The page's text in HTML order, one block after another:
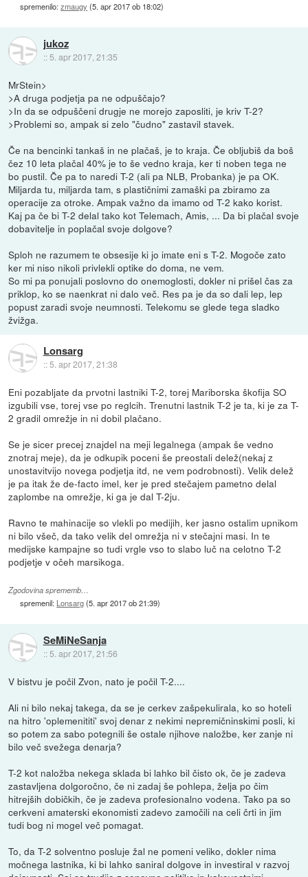
spremenilo:zmaugy (5. apr 2017 ob 18:02)
jukoz
:: 5. apr 2017, 21:35
MrStein>
>A druga podjetja pa ne odpuščajo?
>In da se odpuščeni drugje ne morejo zaposliti, je kriv T-2?
>Problemi so, ampak si zelo "čudno" zastavil stavek.
Če na bencinki tankaš in ne plačaš, je to kraja. Če obljubiš da boš
čez 10 leta plačal 40% je to še vedno kraja, ker ti noben tega ne
bo pustil. Če pa to naredi T-2 (ali pa NLB, Probanka) je pa OK.
Miljarda tu, miljarda tam, s plastičnimi zamaški pa zbiramo za
operacije za otroke. Ampak važno da imamo od T-2 kako korist.
Kaj pa če bi T-2 delal tako kot Telemach, Amis, ... Da bi plačal svoje
dobavitelje in poplačal svoje dolgove?
Sploh ne razumem te obsesije ki jo imate eni s T-2. Mogoče zato
ker mi niso nikoli privlekli optike do doma, ne vem.
So mi pa ponujali poslovno do onemoglosti, dokler ni prišel čas za
priklop, ko se naenkrat ni dalo več. Res pa je da so dali lep, lep
popust zaradi svoje neumnosti. Telekomu se glede tega sladko
žvižga.
Lonsarg
::5. apr 2017, 21:38
Eni pozabljate da prvotni lastniki T-2, torej Mariborska škofija SO
izgubili vse, torej vse po reglcih. Trenutni lastnik T-2 je ta, ki je za T-
2 gradil omrežje in ni dobil plačano.
Se je sicer precej znajdel na meji legalnega (ampak še vedno
znotraj meje), da je odkupik poceni še preostali delež(nekaj z
unostavitvijo novega podjetja itd, ne vem podrobnosti). Velik delež
je pa itak že de-facto imel, ker je pred stečajem pametno delal
zaplombe na omrežje, ki ga je dal T-2ju.
Ravno te mahinacije so vlekli po medijih, ker jasno ostalim upnikom
ni bilo všeč, da tako velik del omrežja ni v stečajni masi. In te
medijske kampajne so tudi vrgle vso to slabo luč na celotno T-2
podjetje v očeh marsikoga.
Zgodovina sprememb…
spremenil: Lonsarg(5. apr 2017 ob 21:39)
SeMiNeSanja
:: 5. apr 2017, 21:56
V bistvu je počil Zvon, nato je počil T-2....
Ali ni bilo nekaj takega, da se je cerkev zašpekulirala, ko so hoteli
na hitro 'oplemenititi' svoj denar z nekimi nepremičninskimi posli, ki
so potem za sabo potegnili še ostale njihove naložbe, ker zanje ni
bilo več svežega denarja?
T-2 kot naložba nekega sklada bi lahko bil čisto ok, če je zadeva
zastavljena dolgoročno, če ni zadaj še pohlepa, želja po čim
hitrejših dobičkih, če je zadeva profesionalno vodena. Tako pa so
cerkveni amaterski ekonomisti zadevo zamočili na celi črti in jim
tudi bog ni mogel več pomagat.
To, da T-2 solventno posluje žal ne pomeni veliko, dokler nima
močnega lastnika, ki bi lahko saniral dolgove in investiral v razvoj